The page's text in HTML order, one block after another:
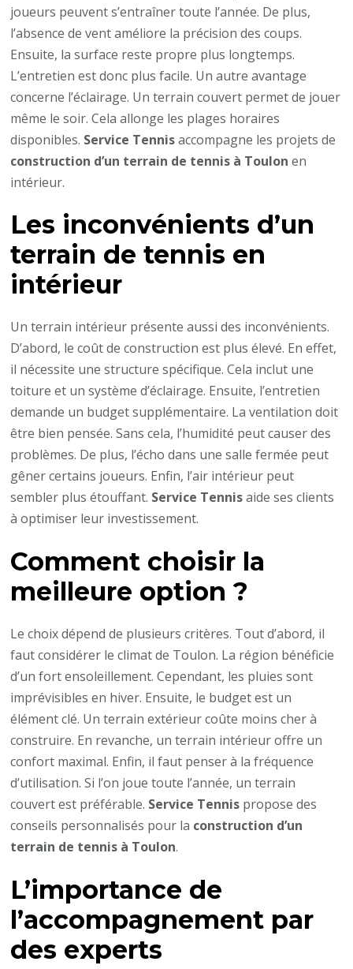
joueurs peuvent s’entraîner toute l’année. De plus,
l’absence de vent améliore la précision des coups.
Ensuite, la surface reste propre plus longtemps.
L’entretien est donc plus facile. Un autre avantage
concerne l’éclairage. Un terrain couvert permet de jouer
même le soir. Cela allonge les plages horaires
disponibles. Service Tennisaccompagne les projets de
construction d’un terrain de tennis à Toulon en
intérieur.
Les inconvénients d’un
terrain de tennis en
intérieur
Un terrain intérieur présente aussi des inconvénients.
D’abord, le coût de construction est plus élevé. En effet,
il nécessite une structure spécifique. Cela inclut une
toiture et un système d’éclairage. Ensuite, l’entretien
demande un budget supplémentaire. La ventilation doit
être bien pensée. Sans cela, l’humidité peut causer des
problèmes. De plus, l’écho dans une salle fermée peut
gêner certains joueurs. Enfin, l’air intérieur peut
sembler plus étouffant. Service Tennisaide ses clients
à optimiser leur investissement.
Comment choisir la
meilleure option ?
Le choix dépend de plusieurs critères. Tout d’abord, il
faut considérer le climat de Toulon. La région bénéficie
d’un fort ensoleillement. Cependant, les pluies sont
imprévisibles en hiver. Ensuite, le budget est un
élément clé. Un terrain extérieur coûte moins cher à
construire. En revanche, un terrain intérieur offre un
confort maximal. Enfin, il faut penser à la fréquence
d’utilisation. Si l’on joue toute l’année, un terrain
couvert est préférable. Service Tennis propose des
conseils personnalisés pour la construction d’un
terrain de tennis à Toulon.
L’importance de
l’accompagnement par
des experts